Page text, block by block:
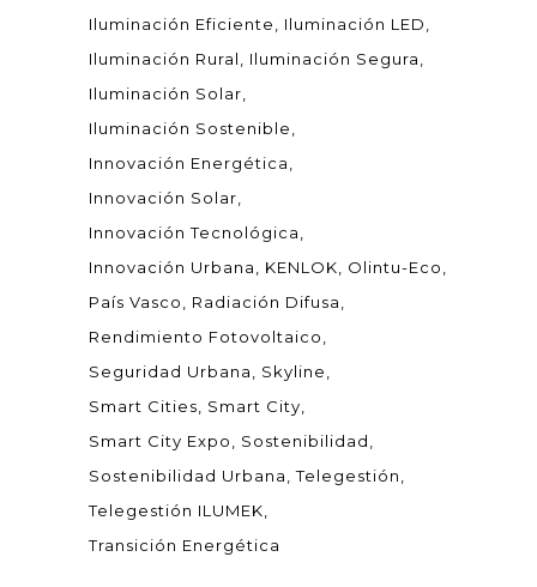
Iluminación Eficiente
Iluminación LED
Iluminación Rural
Iluminación Segura
Iluminación Solar
Iluminación Sostenible
Innovación Energética
Innovación Solar
Innovación Tecnológica
Innovación Urbana
KENLOK
Olintu-Eco
País Vasco
Radiación Difusa
Rendimiento Fotovoltaico
Seguridad Urbana
Skyline
Smart Cities
Smart City
Smart City Expo
Sostenibilidad
Sostenibilidad Urbana
Telegestión
Telegestión ILUMEK
Transición Energética